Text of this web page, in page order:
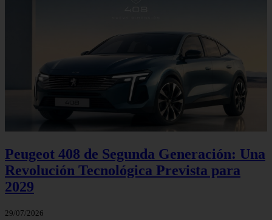
Peugeot 408 de Segunda Generación: Una
Revolución Tecnológica Prevista para
2029
29/07/2026